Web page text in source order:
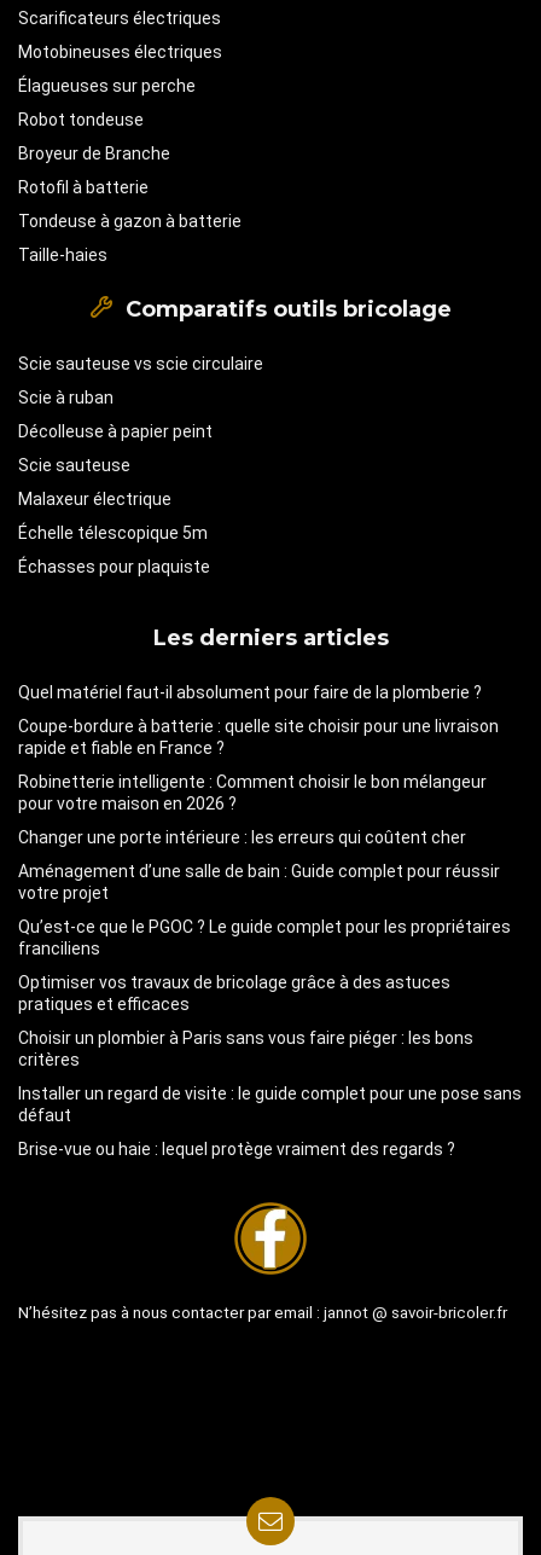
Scarificateurs électriques
Motobineuses électriques
Élagueuses sur perche
Robot tondeuse
Broyeur de Branche
Rotofil à batterie
Tondeuse à gazon à batterie
Taille-haies
Comparatifs outils bricolage
Scie sauteuse vs scie circulaire
Scie à ruban
Décolleuse à papier peint
Scie sauteuse
Malaxeur électrique
Échelle télescopique 5m
Échasses pour plaquiste
Les derniers articles
Quel matériel faut-il absolument pour faire de la plomberie ?
Coupe-bordure à batterie : quelle site choisir pour une livraison
rapide et fiable en France ?
Robinetterie intelligente : Comment choisir le bon mélangeur
pour votre maison en 2026 ?
Changer une porte intérieure : les erreurs qui coûtent cher
Aménagement d’une salle de bain : Guide complet pour réussir
votre projet
Qu’est-ce que le PGOC ? Le guide complet pour les propriétaires
franciliens
Optimiser vos travaux de bricolage grâce à des astuces
pratiques et efficaces
Choisir un plombier à Paris sans vous faire piéger : les bons
critères
Installer un regard de visite : le guide complet pour une pose sans
défaut
Brise-vue ou haie : lequel protège vraiment des regards ?
N’hésitez pas à nous contacter par email : jannot @ savoir-bricoler.fr